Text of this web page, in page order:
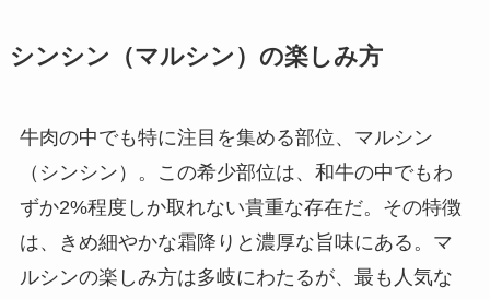
シンシン（マルシン）の楽しみ方
牛肉の中でも特に注目を集める部位、マルシン
（シンシン）。この希少部位は、和牛の中でもわ
ずか2%程度しか取れない貴重な存在だ。その特徴
は、きめ細やかな霜降りと濃厚な旨味にある。マ
ルシンの楽しみ方は多岐にわたるが、最も人気な